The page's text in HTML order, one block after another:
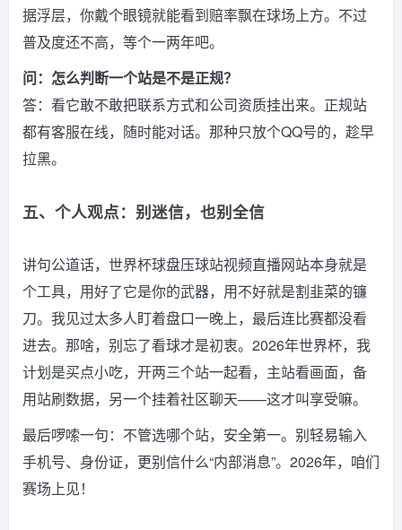
据浮层，你戴个眼镜就能看到赔率飘在球场上方。不过
普及度还不高，等个一两年吧。
问：怎么判断一个站是不是正规？
答：看它敢不敢把联系方式和公司资质挂出来。正规站
都有客服在线，随时能对话。那种只放个QQ号的，趁早
拉黑。
五、个人观点：别迷信，也别全信
讲句公道话，世界杯球盘压球站视频直播网站本身就是
个工具，用好了它是你的武器，用不好就是割韭菜的镰
刀。我见过太多人盯着盘口一晚上，最后连比赛都没看
进去。那啥，别忘了看球才是初衷。2026年世界杯，我
计划是买点小吃，开两三个站一起看，主站看画面，备
用站刷数据，另一个挂着社区聊天——这才叫享受嘛。
最后啰嗦一句：不管选哪个站，安全第一。别轻易输入
手机号、身份证，更别信什么“内部消息”。2026年，咱们
赛场上见！